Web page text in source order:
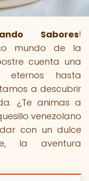
Sabores!
mundo de la
cuenta una
eternos hasta
a descubrir
¿Te animas a
venezolano
con un dulce
la aventura